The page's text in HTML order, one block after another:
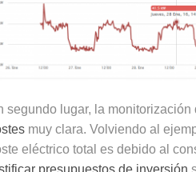
segundo lugar, la
muy clara. Volviendo al
eléctrico total es debido al
presupuestos de inversión